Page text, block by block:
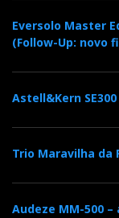
Eversolo Master
(Follow-Up: novo
Astell&Kern
Trio Maravilha da
Audeze MM-500